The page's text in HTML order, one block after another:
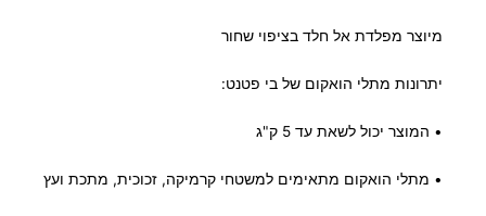
מיוצר מפלדת אל חלד בציפוי שחור
יתרונות מתלי הואקום של בי פטנט:
• המוצר יכול לשאת עד 5 ק"ג
• מתלי הואקום מתאימים למשטחי קרמיקה, זכוכית, מתכת ועץ